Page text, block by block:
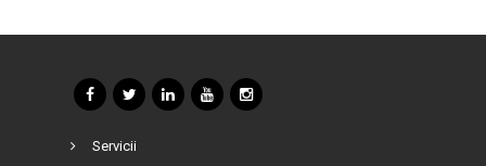
Servicii